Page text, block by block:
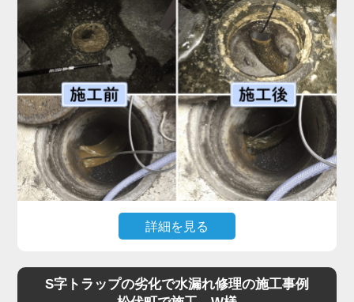
異物落下は無理に取り出そうとするとさらに奥へ押し込ん
でしまうため、状況に応じて慎重な分解作業が必要です。
今回はトラップを外し、油脂と絡んだスポンジを取り除い
たうえで、内部洗浄を行い再発防止処置も実施。作業は45
分ほどで完了しました。
「明朗会計で安心して依頼できた」とのお声をいただいて
います。異物が落ちた場合は自分で触らず、早めに水道の
達人へご相談ください。
詳細を見る
た」との依頼で水道の達人が急行。調査すると、排水桝の
S字トラップの劣化で水漏れ修理の施工事例